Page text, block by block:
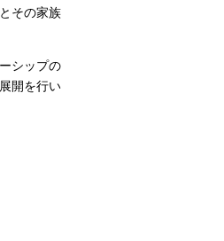
その家族
シップの
開を行い